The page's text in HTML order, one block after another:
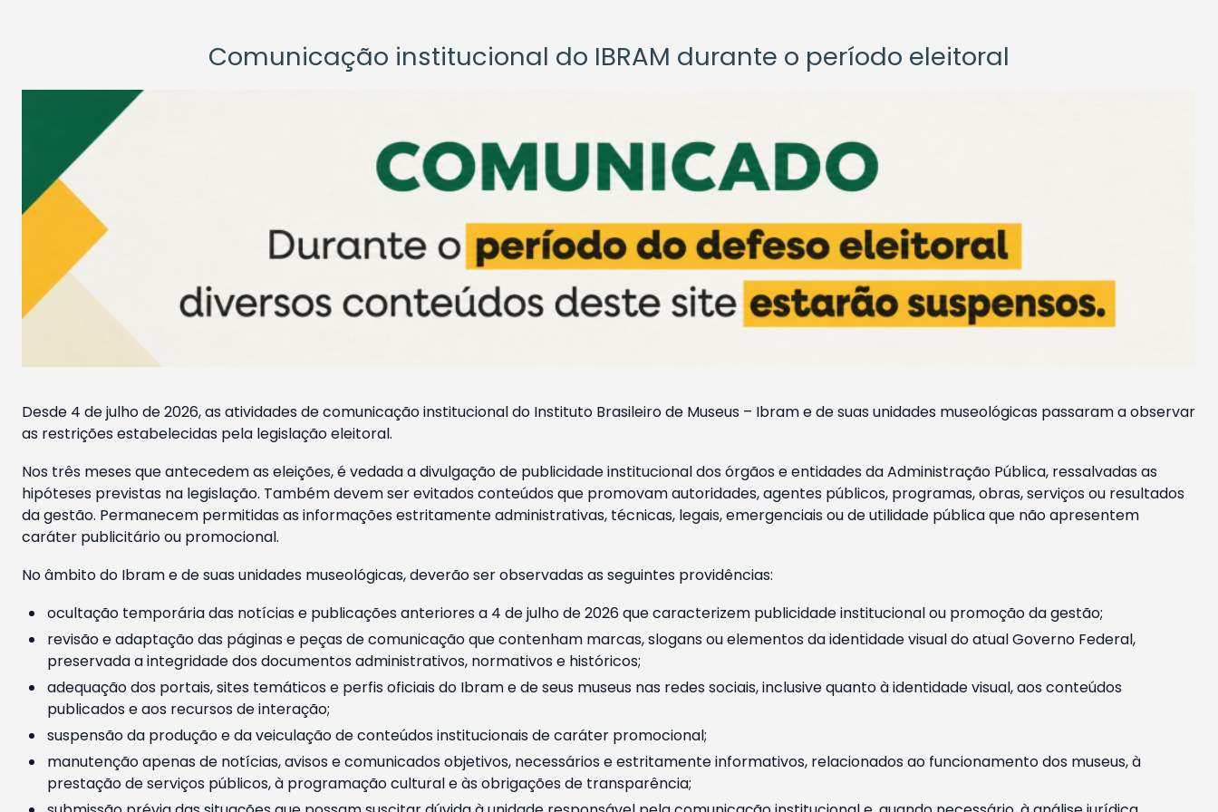
Comunicação institucional do IBRAM durante o período eleitoral
Desde 4 de julho de 2026, as atividades de comunicação institucional do Instituto Brasileiro de Museus – Ibram e de suas unidades museológicas passaram a observar
as restrições estabelecidas pela legislação eleitoral.
Nos três meses que antecedem as eleições, é vedada a divulgação de publicidade institucional dos órgãos e entidades da Administração Pública, ressalvadas as
hipóteses previstas na legislação. Também devem ser evitados conteúdos que promovam autoridades, agentes públicos, programas, obras, serviços ou resultados
da gestão. Permanecem permitidas as informações estritamente administrativas, técnicas, legais, emergenciais ou de utilidade pública que não apresentem
caráter publicitário ou promocional.
No âmbito do Ibram e de suas unidades museológicas, deverão ser observadas as seguintes providências:
ocultação temporária das notícias e publicações anteriores a 4 de julho de 2026 que caracterizem publicidade institucional ou promoção da gestão;
revisão e adaptação das páginas e peças de comunicação que contenham marcas, slogans ou elementos da identidade visual do atual Governo Federal,
preservada a integridade dos documentos administrativos, normativos e históricos;
adequação dos portais, sites temáticos e perfis oficiais do Ibram e de seus museus nas redes sociais, inclusive quanto à identidade visual, aos conteúdos
publicados e aos recursos de interação;
suspensão da produção e da veiculação de conteúdos institucionais de caráter promocional;
manutenção apenas de notícias, avisos e comunicados objetivos, necessários e estritamente informativos, relacionados ao funcionamento dos museus, à
prestação de serviços públicos, à programação cultural e às obrigações de transparência;